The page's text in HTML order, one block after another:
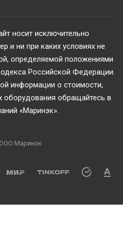
носит исключительно
и ни при каких условиях не
определяемой положениями
Российской Федерации.
информации о стоимости,
оборудования обращайтесь в
«Маринэк».
Маринэк